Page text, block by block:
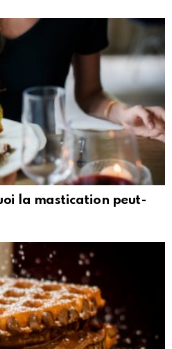
la mastication peut-